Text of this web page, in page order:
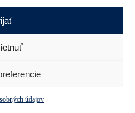
údajov
údajovaZmluvné podmienky.